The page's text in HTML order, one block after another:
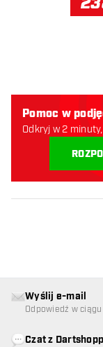
Pomoc w
Odkryj w 2
Wyślij e-mail
Odpowiedź w
Czat z